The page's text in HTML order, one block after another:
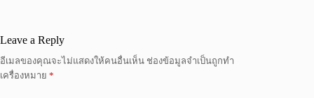
Leave a Reply
อีเมลของคุณจะไม่แสดงให้คนอื่นเห็น ช่องข้อมูลจำเป็นถูกทำ
เครื่องหมาย *